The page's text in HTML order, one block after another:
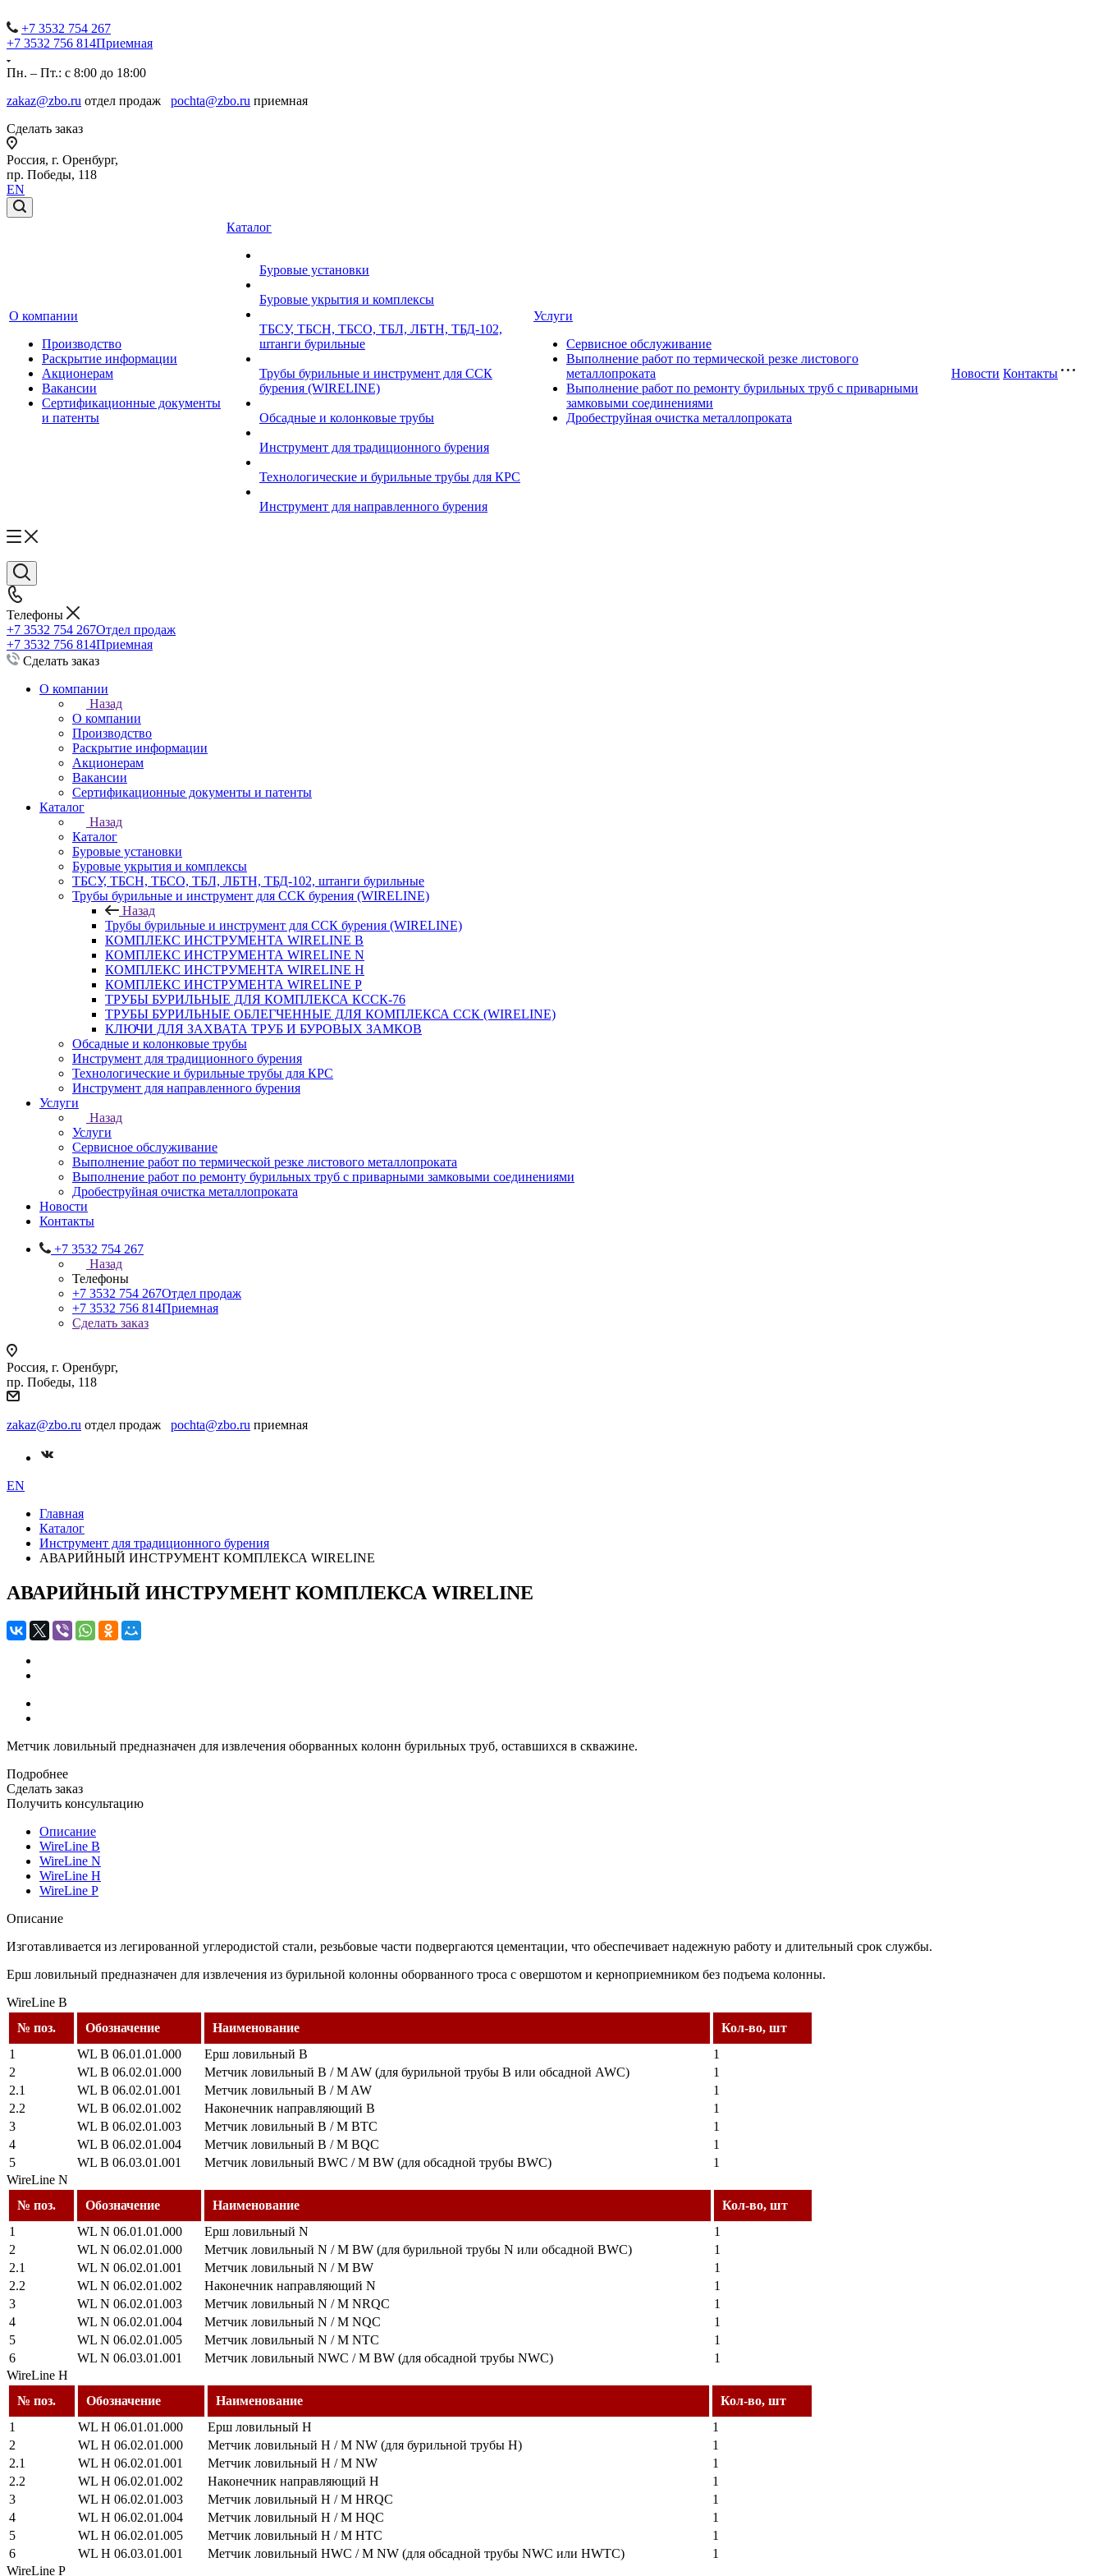
+7 3532 754 267
+7 3532 756 814Приемная
Пн. – Пт.: с 8:00 до 18:00
zakaz@zbo.ru отдел продаж pochta@zbo.ru приемная
Сделать заказ
Россия, г. Оренбург,
пр. Победы, 118
EN
О компании
Производство
Раскрытие информации
Акционерам
Вакансии
Сертификационные документы
и патенты
Каталог
Буровые установки
Буровые укрытия и комплексы
ТБСУ, ТБСН, ТБСО, ТБЛ, ЛБТН, ТБД-102,
штанги бурильные
Трубы бурильные и инструмент для ССК
бурения (WIRELINE)
Обсадные и колонковые трубы
Инструмент для традиционного бурения
Технологические и бурильные трубы для КРС
Инструмент для направленного бурения
Услуги
Сервисное обслуживание
Выполнение работ по термической резке листового
металлопроката
Выполнение работ по ремонту бурильных труб с приварными
замковыми соединениями
Дробеструйная очистка металлопроката
Новости Контакты
Телефоны
+7 3532 754 267Отдел продаж
+7 3532 756 814Приемная
Сделать заказ
О компании
Назад
О компании
Производство
Раскрытие информации
Акционерам
Вакансии
Сертификационные документы и патенты
Каталог
Назад
Каталог
Буровые установки
Буровые укрытия и комплексы
ТБСУ, ТБСН, ТБСО, ТБЛ, ЛБТН, ТБД-102, штанги бурильные
Трубы бурильные и инструмент для ССК бурения (WIRELINE)
Назад
Трубы бурильные и инструмент для ССК бурения (WIRELINE)
КОМПЛЕКС ИНСТРУМЕНТА WIRELINE B
КОМПЛЕКС ИНСТРУМЕНТА WIRELINE N
КОМПЛЕКС ИНСТРУМЕНТА WIRELINE H
КОМПЛЕКС ИНСТРУМЕНТА WIRELINE P
ТРУБЫ БУРИЛЬНЫЕ ДЛЯ КОМПЛЕКСА КССК-76
ТРУБЫ БУРИЛЬНЫЕ ОБЛЕГЧЕННЫЕ ДЛЯ КОМПЛЕКСА ССК (WIRELINE)
КЛЮЧИ ДЛЯ ЗАХВАТА ТРУБ И БУРОВЫХ ЗАМКОВ
Обсадные и колонковые трубы
Инструмент для традиционного бурения
Технологические и бурильные трубы для КРС
Инструмент для направленного бурения
Услуги
Назад
Услуги
Сервисное обслуживание
Выполнение работ по термической резке листового металлопроката
Выполнение работ по ремонту бурильных труб с приварными замковыми соединениями
Дробеструйная очистка металлопроката
Новости
Контакты
+7 3532 754 267
Назад
Телефоны
+7 3532 754 267Отдел продаж
+7 3532 756 814Приемная
Сделать заказ
Россия, г. Оренбург,
пр. Победы, 118
zakaz@zbo.ru отдел продаж pochta@zbo.ru приемная
EN
Главная
Каталог
Инструмент для традиционного бурения
АВАРИЙНЫЙ ИНСТРУМЕНТ КОМПЛЕКСА WIRELINE
АВАРИЙНЫЙ ИНСТРУМЕНТ КОМПЛЕКСА WIRELINE
Метчик ловильный предназначен для извлечения оборванных колонн бурильных труб, оставшихся в скважине.
Подробнее
Сделать заказ
Получить консультацию
Описание
WireLine B
WireLine N
WireLine H
WireLine P
Описание
Изготавливается из легированной углеродистой стали, резьбовые части подвергаются цементации, что обеспечивает надежную работу и длительный срок службы.
Ерш ловильный предназначен для извлечения из бурильной колонны оборванного троса с овершотом и керноприемником без подъема колонны.
WireLine B
№ поз.
Обозначение Наименование
Кол-во, шт
1
WL B 06.01.01.000 Ерш ловильный B
1
2
WL B 06.02.01.000 Метчик ловильный B / M AW (для бурильной трубы B или обсадной AWC)
1
2.1
WL B 06.02.01.001 Метчик ловильный B / M AW
1
2.2
WL B 06.02.01.002 Наконечник направляющий B
1
3
WL B 06.02.01.003 Метчик ловильный B / M BTC
1
4
WL B 06.02.01.004 Метчик ловильный B / M BQC
1
5
WL B 06.03.01.001 Метчик ловильный BWC / М BW (для обсадной трубы BWC)
1
WireLine N
№ поз.
Обозначение Наименование
Кол-во, шт
1
WL N 06.01.01.000 Ерш ловильный N
1
2
WL N 06.02.01.000 Метчик ловильный N / M BW (для бурильной трубы N или обсадной BWC)
1
2.1
WL N 06.02.01.001 Метчик ловильный N / M BW
1
2.2
WL N 06.02.01.002 Наконечник направляющий N
1
3
WL N 06.02.01.003 Метчик ловильный N / M NRQC
1
4
WL N 06.02.01.004 Метчик ловильный N / M NQC
1
5
WL N 06.02.01.005 Метчик ловильный N / M NTC
1
6
WL N 06.03.01.001 Метчик ловильный NWC / М BW (для обсадной трубы NWC)
1
WireLine H
№ поз.
Обозначение Наименование
Кол-во, шт
1
WL H 06.01.01.000 Ерш ловильный H
1
2
WL H 06.02.01.000 Метчик ловильный H / M NW (для бурильной трубы H)
1
2.1
WL H 06.02.01.001 Метчик ловильный H / M NW
1
2.2
WL H 06.02.01.002 Наконечник направляющий H
1
3
WL H 06.02.01.003 Метчик ловильный H / M HRQC
1
4
WL H 06.02.01.004 Метчик ловильный H / M HQC
1
5
WL H 06.02.01.005 Метчик ловильный H / M HTC
1
6
WL H 06.03.01.001 Метчик ловильный HWC / М NW (для обсадной трубы NWC или HWTC)
1
WireLine P